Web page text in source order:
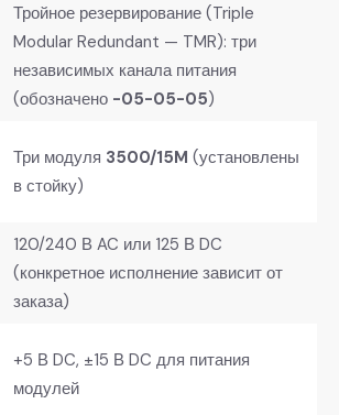
Тройное резервирование (Triple
Modular Redundant — TMR): три
независимых канала питания
(обозначено -05-05-05)
Три модуля 3500/15M ​ (установлены
в стойку)
120/240 В AC или 125 В DC
(конкретное исполнение зависит от
заказа)
+5 В DC, ±15 В DC для питания
модулей